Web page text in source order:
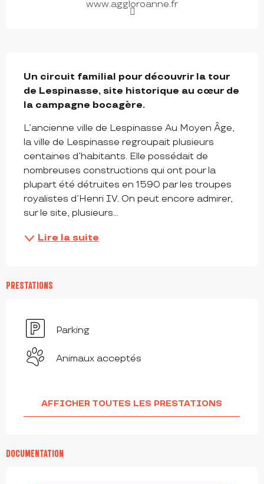
www.aggloroanne.fr
Un circuit familial pour découvrir la tour
de Lespinasse, site historique au cœur de
la campagne bocagère.
L’ancienne ville de Lespinasse Au Moyen Âge,
la ville de Lespinasse regroupait plusieurs
centaines d’habitants. Elle possédait de
nombreuses constructions qui ont pour la
plupart été détruites en 1590 par les troupes
royalistes d’Henri IV. On peut encore admirer,
sur le site, plusieurs...
Lire la suite
PRESTATIONS
Parking
Animaux acceptés
AFFICHER TOUTES LES PRESTATIONS
DOCUMENTATION